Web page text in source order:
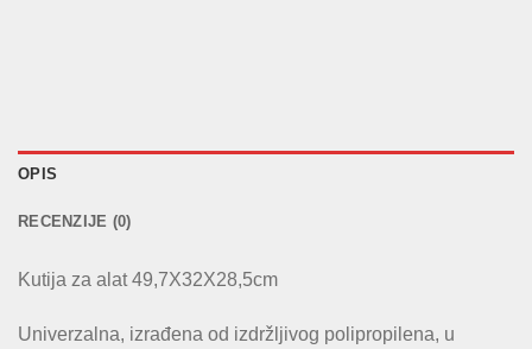
OPIS
RECENZIJE (0)
Kutija za alat 49,7X32X28,5cm
Univerzalna, izrađena od izdržljivog polipropilena, u